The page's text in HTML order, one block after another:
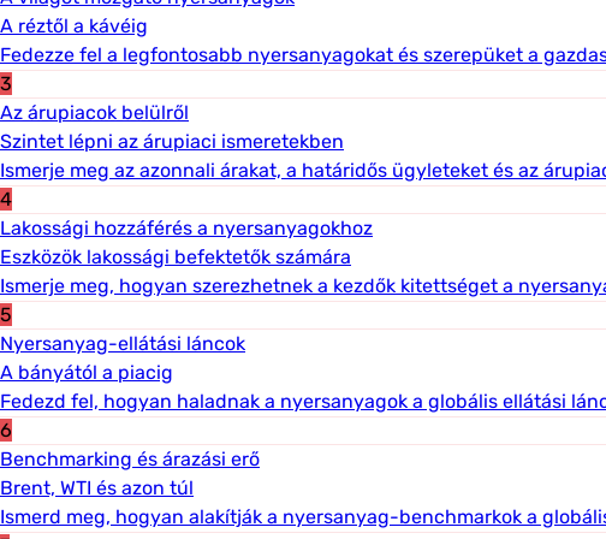
A réztől a kávéig
Fedezze fel a legfontosabb nyersanyagokat és szerepüket a
3
Az árupiacok belülről
Szintet lépni az árupiaci ismeretekben
Ismerje meg az azonnali árakat, a határidős ügyleteket és az
4
Lakossági hozzáférés a nyersanyagokhoz
Eszközök lakossági befektetők számára
Ismerje meg, hogyan szerezhetnek a kezdők kitettséget a
5
Nyersanyag-ellátási láncok
A bányától a piacig
Fedezd fel, hogyan haladnak a nyersanyagok a globális ellátási
6
Benchmarking és árazási erő
Brent, WTI és azon túl
Ismerd meg, hogyan alakítják a nyersanyag-benchmarkok a